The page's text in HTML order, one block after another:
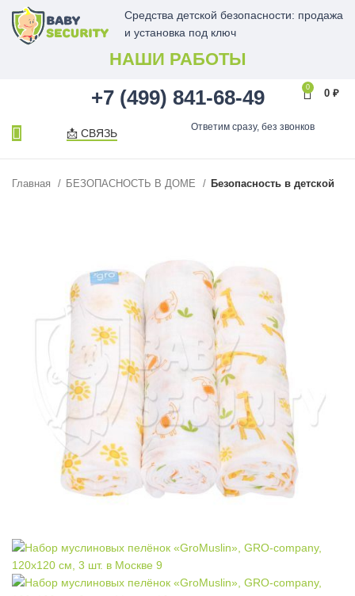
Средства детской безопасности: продажа
и установка под ключ
НАШИ РАБОТЫ
+7 (499) 841-68-49 0
0 ₽
📩 СВЯЗЬ Ответим сразу, без звонков
Главная БЕЗОПАСНОСТЬ В ДОМЕ Безопасность в детской